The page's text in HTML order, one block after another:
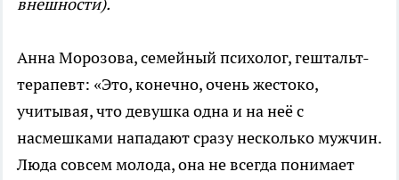
внешности).
Анна Морозова, семейный психолог, гештальт-
терапевт: «Это, конечно, очень жестоко,
учитывая, что девушка одна и на неё с
насмешками нападают сразу несколько мужчин.
Люда совсем молода, она не всегда понимает